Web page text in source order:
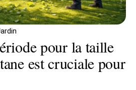
pour la taille
est cruciale pour